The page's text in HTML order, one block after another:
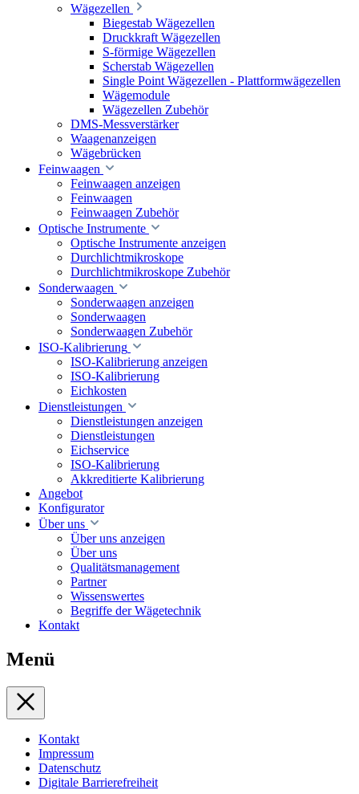
Wägezellen
Biegestab Wägezellen
Druckkraft Wägezellen
S-förmige Wägezellen
Scherstab Wägezellen
Single Point Wägezellen - Plattformwägezellen
Wägemodule
Wägezellen Zubehör
DMS-Messverstärker
Waagenanzeigen
Wägebrücken
Feinwaagen
Feinwaagen anzeigen
Feinwaagen
Feinwaagen Zubehör
Optische Instrumente
Optische Instrumente anzeigen
Durchlichtmikroskope
Durchlichtmikroskope Zubehör
Sonderwaagen
Sonderwaagen anzeigen
Sonderwaagen
Sonderwaagen Zubehör
ISO-Kalibrierung
ISO-Kalibrierung anzeigen
ISO-Kalibrierung
Eichkosten
Dienstleistungen
Dienstleistungen anzeigen
Dienstleistungen
Eichservice
ISO-Kalibrierung
Akkreditierte Kalibrierung
Angebot
Konfigurator
Über uns
Über uns anzeigen
Über uns
Qualitätsmanagement
Partner
Wissenswertes
Begriffe der Wägetechnik
Kontakt
Menü
Kontakt
Impressum
Datenschutz
Digitale Barrierefreiheit